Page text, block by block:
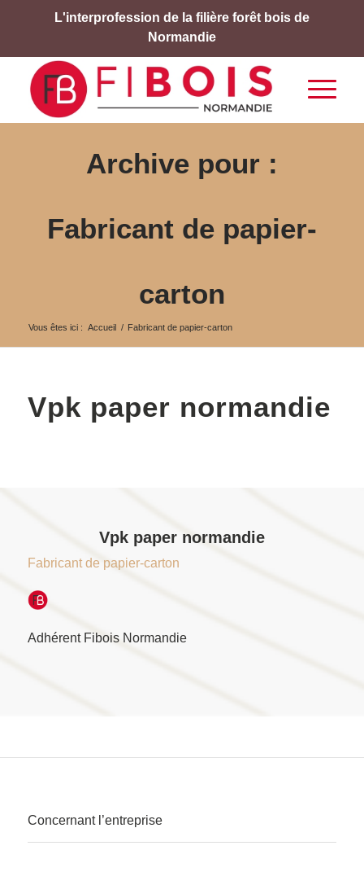
L'interprofession de la filière forêt bois de
Normandie
Archive pour :
Fabricant de papier-
carton
Vous êtes ici : Accueil / Fabricant de papier-carton
Vpk paper normandie
Vpk paper normandie
Fabricant de papier-carton
Adhérent Fibois Normandie
Concernant l’entreprise